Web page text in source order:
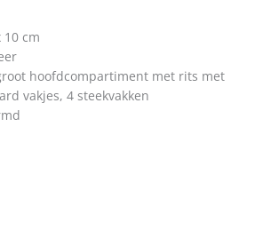
10 cm
hoofdcompartiment met rits met
vakjes, 4 steekvakken